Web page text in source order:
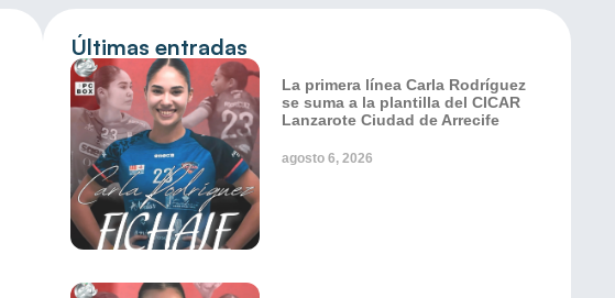
Últimas entradas
La primera línea Carla Rodríguez
se suma a la plantilla del CICAR
Lanzarote Ciudad de Arrecife
agosto 6, 2026